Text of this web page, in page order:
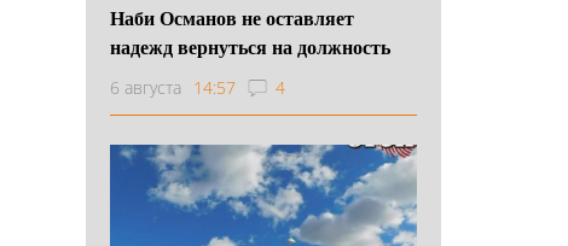
Наби Османов не оставляет
надежд вернуться на должность
6 августа 14:57 4